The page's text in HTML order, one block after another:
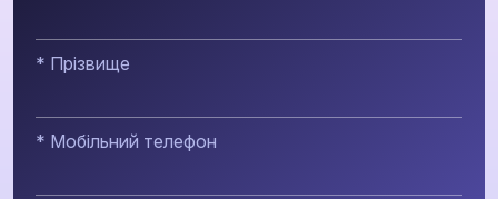
* Прізвище
* Мобільний телефон